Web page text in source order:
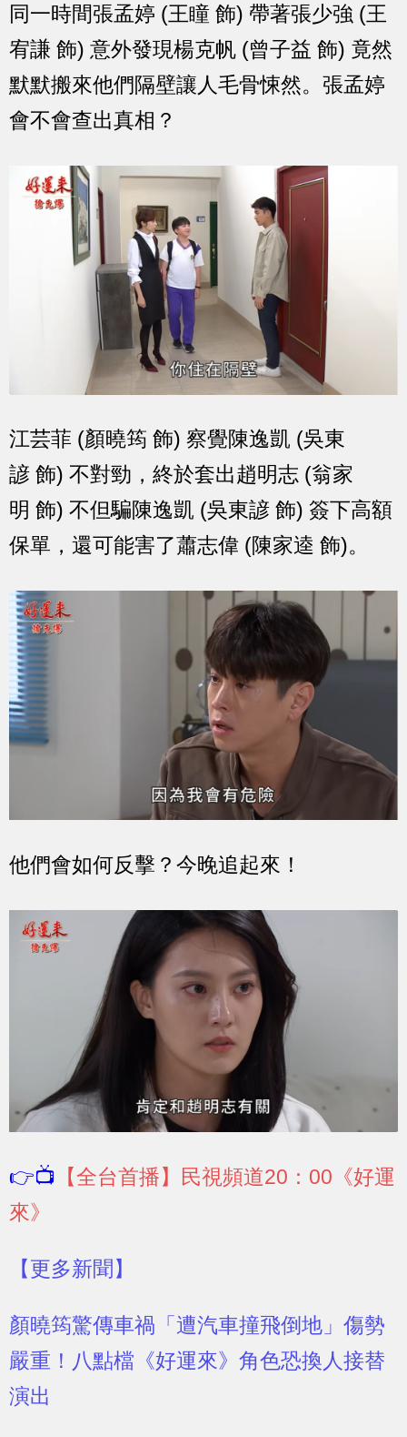
同一時間張孟婷 (王瞳 飾) 帶著張少強 (王
宥謙 飾) 意外發現楊克帆 (曾子益 飾) 竟然
默默搬來他們隔壁讓人毛骨悚然。張孟婷
會不會查出真相？
江芸菲 (顏曉筠 飾) 察覺陳逸凱 (吳東
諺 飾) 不對勁，終於套出趙明志 (翁家
明 飾) 不但騙陳逸凱 (吳東諺 飾) 簽下高額
保單，還可能害了蕭志偉 (陳家逵 飾)。
他們會如何反擊？今晚追起來！
👉📺 【全台首播】民視頻道20：00《好運
來》
【更多新聞】
顏曉筠驚傳車禍「遭汽車撞飛倒地」傷勢
嚴重！八點檔《好運來》角色恐換人接替
演出